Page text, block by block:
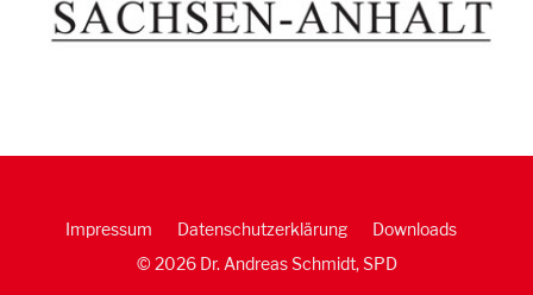
Impressum Datenschutzerklärung
Downloads
© 2026 Dr. Andreas Schmidt, SPD